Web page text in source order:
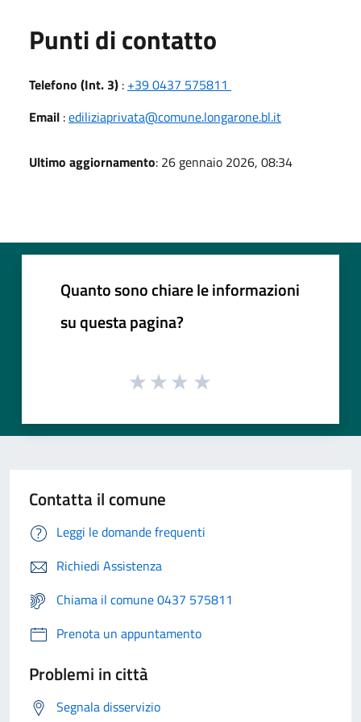
Punti di contatto
Telefono (Int. 3) : +39 0437 575811
Email :ediliziaprivata@comune.longarone.bl.it
Ultimo aggiornamento: 26 gennaio 2026, 08:34
Quanto sono chiare le informazioni
su questa pagina?
Contatta il comune
Leggi le domande frequenti
Richiedi Assistenza
Chiama il comune 0437 575811
Prenota un appuntamento
Problemi in città
Segnala disservizio